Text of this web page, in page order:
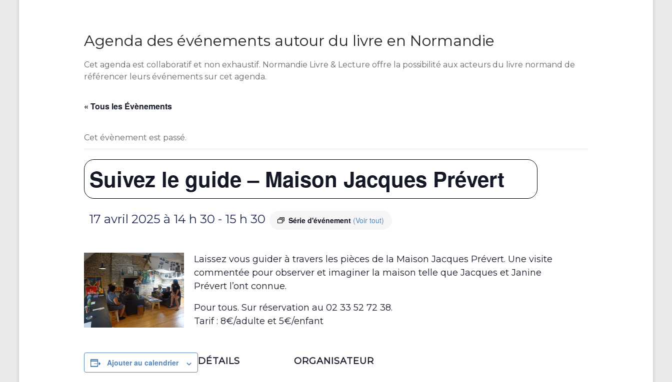
Agenda des événements autour du livre en Normandie
Cet agenda est collaboratif et non exhaustif. Normandie Livre & Lecture offre la possibilité aux acteurs du livre normand de
référencer leurs événements sur cet agenda.
« Tous les Évènements
Cet évènement est passé.
Suivez le guide – Maison Jacques Prévert
17 avril 2025 à 14 h 30 - 15 h 30 Série d'événement (Voir tout)
Laissez vous guider à travers les pièces de la Maison Jacques Prévert. Une visite
commentée pour observer et imaginer la maison telle que Jacques et Janine
Prévert l’ont connue.
Pour tous. Sur réservation au 02 33 52 72 38.
Tarif : 8€/adulte et 5€/enfant
Ajouter au calendrier DÉTAILS ORGANISATEUR